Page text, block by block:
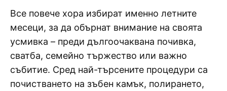
Все повече хора избират именно летните
месеци, за да обърнат внимание на своята
усмивка – преди дългоочаквана почивка,
сватба, семейно тържество или важно
събитие. Сред най-търсените процедури са
почистването на зъбен камък, полирането,